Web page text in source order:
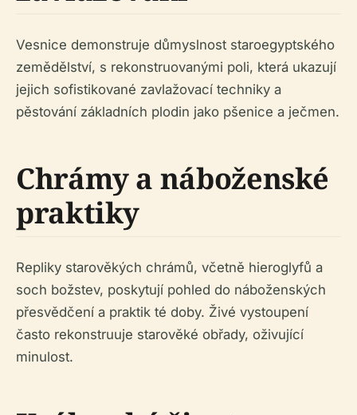
Vesnice demonstruje důmyslnost staroegyptského
zemědělství, s rekonstruovanými poli, která ukazují
jejich sofistikované zavlažovací techniky a
pěstování základních plodin jako pšenice a ječmen.
Chrámy a náboženské
praktiky
Repliky starověkých chrámů, včetně hieroglyfů a
soch božstev, poskytují pohled do náboženských
přesvědčení a praktik té doby. Živé vystoupení
často rekonstruuje starověké obřady, oživující
minulost.